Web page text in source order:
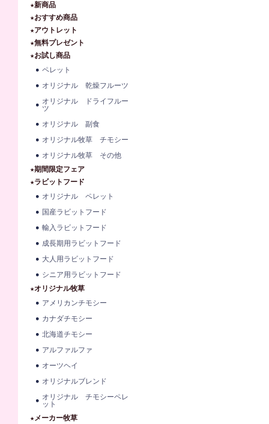
★新商品
★おすすめ商品
★アウトレット
★無料プレゼント
★お試し商品
ペレット
オリジナル 乾燥フルーツ
オリジナル ドライフルー
ツ
オリジナル 副食
オリジナル牧草 チモシー
オリジナル牧草 その他
★期間限定フェア
★ラビットフード
オリジナル ペレット
国産ラビットフード
輸入ラビットフード
成長期用ラビットフード
大人用ラビットフード
シニア用ラビットフード
★オリジナル牧草
アメリカンチモシー
カナダチモシー
北海道チモシー
アルファルファ
オーツヘイ
オリジナルブレンド
オリジナル チモシーペレ
ット
★メーカー牧草